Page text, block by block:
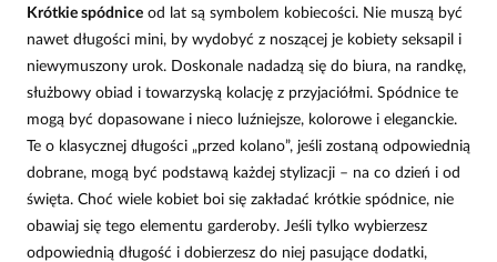
Krótkie spódnice od lat są symbolem kobiecości. Nie muszą być
nawet długości mini, by wydobyć z noszącej je kobiety seksapil i
niewymuszony urok. Doskonale nadadzą się do biura, na randkę,
służbowy obiad i towarzyską kolację z przyjaciółmi. Spódnice te
mogą być dopasowane i nieco luźniejsze, kolorowe i eleganckie.
Te o klasycznej długości „przed kolano”, jeśli zostaną odpowiednią
dobrane, mogą być podstawą każdej stylizacji – na co dzień i od
święta. Choć wiele kobiet boi się zakładać krótkie spódnice, nie
obawiaj się tego elementu garderoby. Jeśli tylko wybierzesz
odpowiednią długość i dobierzesz do niej pasujące dodatki,